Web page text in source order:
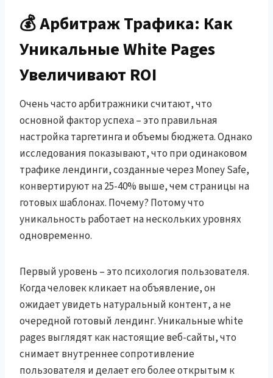
💰 Арбитраж Трафика: Как
Уникальные White Pages
Увеличивают ROI
Очень часто арбитражники считают, что
основной фактор успеха – это правильная
настройка таргетинга и объемы бюджета. Однако
исследования показывают, что при одинаковом
трафике лендинги, созданные через Money Safe,
конвертируют на 25-40% выше, чем страницы на
готовых шаблонах. Почему? Потому что
уникальность работает на нескольких уровнях
одновременно.
Первый уровень – это психология пользователя.
Когда человек кликает на объявление, он
ожидает увидеть натуральный контент, а не
очередной готовый лендинг. Уникальные white
pages выглядят как настоящие веб-сайты, что
снимает внутреннее сопротивление
пользователя и делает его более открытым к